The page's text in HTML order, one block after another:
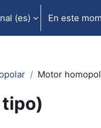
‎(es)‎ En este
Motor